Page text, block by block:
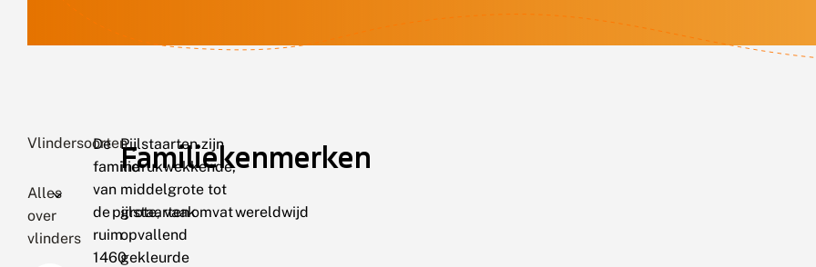
Vlindersoorten
Alles
over
vlinders
De
familie
van
de pijlstaarten omvat wereldwijd
ruim
1460
Familiekenmerken
Pijlstaarten zijn
indrukwekkende,
middelgrote tot
grote, vaak
opvallend
gekleurde